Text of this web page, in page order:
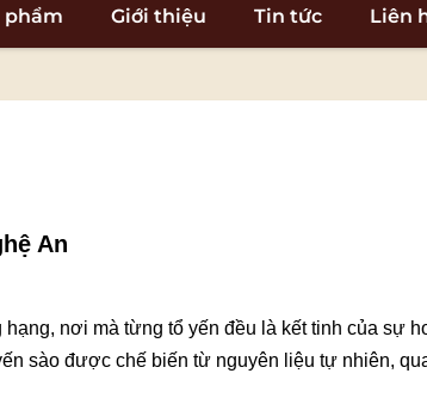
phẩm Giới thiệu Tin tức Liên
An
nơi mà từng tổ yến đều là kết tinh của sự
sào được chế biến từ nguyên liệu tự nhiên,